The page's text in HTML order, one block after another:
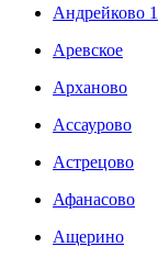
Андрейково 1
Аревское
Арханово
Ассаурово
Астрецово
Афанасово
Ащерино